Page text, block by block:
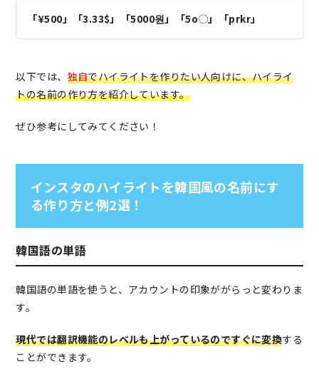
「¥500」「3.33$」「5000원」「5o◌」「prkr」
以下では、 独自でハイライトを作りたい人向けに、ハイライ
トの名前の作り方を紹介しています。
ぜひ参考にしてみてください！
インスタのハイライトを韓国風の名前にす
る作り方と例2選！
韓国語の単語
韓国語の単語を使うと、アカウントの印象ががらっと変わりま
す。
現代では翻訳機能のレベルも上がっているのですぐに変換する
ことができます。